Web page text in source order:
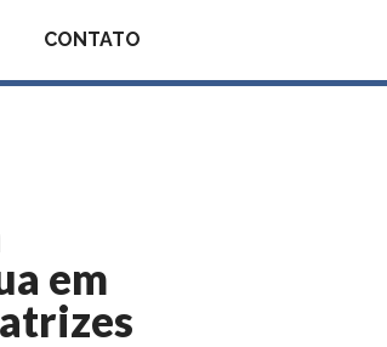
CONTATO
em